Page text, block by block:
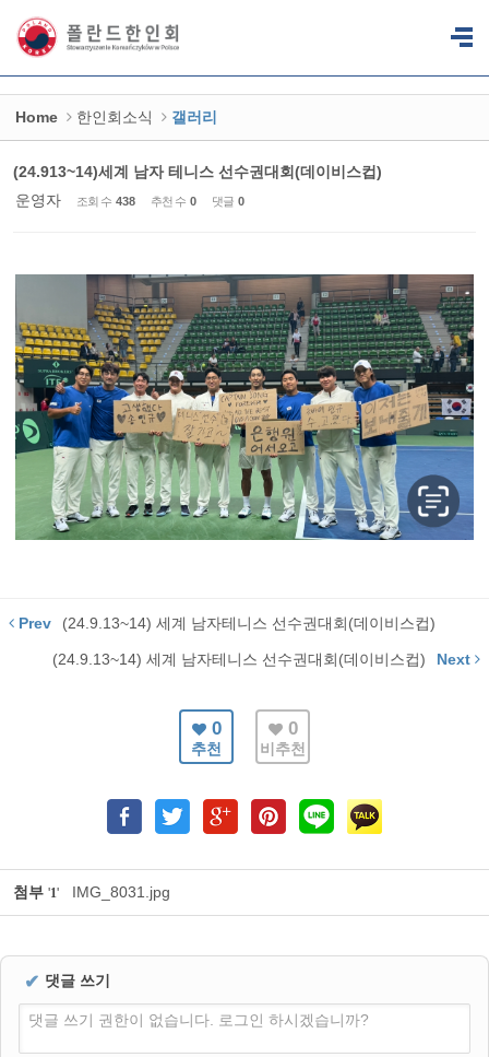
Home 한인회소식 갤러리
(24.913~14)세계 남자 테니스 선수권대회(데이비스컵)
운영자
조회 수 438 추천 수 0 댓글 0
Prev (24.9.13~14) 세계 남자테니스 선수권대회(데이비스컵)
(24.9.13~14) 세계 남자테니스 선수권대회(데이비스컵) Next
0
추천
0
비추천
첨부 '1' IMG_8031.jpg
✔ 댓글 쓰기
댓글 쓰기 권한이 없습니다. 로그인 하시겠습니까?